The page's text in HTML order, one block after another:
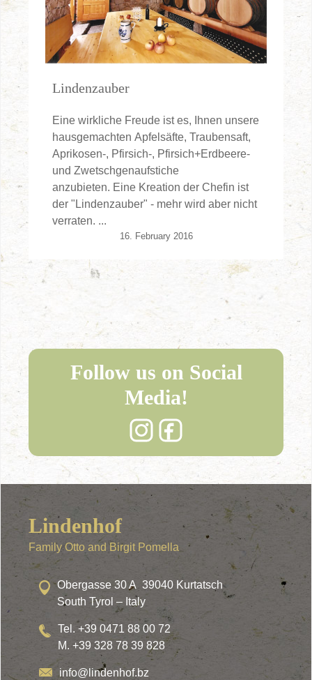
Lindenzauber
Eine wirkliche Freude ist es, Ihnen unsere
hausgemachten Apfelsäfte, Traubensaft,
Aprikosen-, Pfirsich-, Pfirsich+Erdbeere-
und Zwetschgenaufstiche
anzubieten. Eine Kreation der Chefin ist
der "Lindenzauber" - mehr wird aber nicht
verraten. ...
16. February 2016
Follow us on Social
Media!
Lindenhof
Family Otto and Birgit Pomella
Obergasse 30 A 39040 Kurtatsch
South Tyrol – Italy
Tel. +39 0471 88 00 72
M. +39 328 78 39 828
info@lindenhof.bz